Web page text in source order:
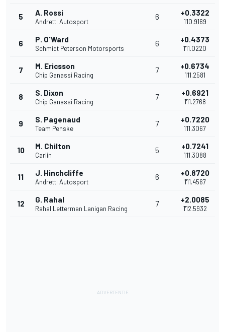
5 A. Rossi
Andretti Autosport
6 +0.3322
1'10.9169
6 P. O'Ward
Schmidt Peterson Motorsports
6 +0.4373
1'11.0220
7 M. Ericsson
Chip Ganassi Racing
7 +0.6734
1'11.2581
8 S. Dixon
Chip Ganassi Racing
7 +0.6921
1'11.2768
9 S. Pagenaud
Team Penske
7 +0.7220
1'11.3067
10 M. Chilton
Carlin
5 +0.7241
1'11.3088
11 J. Hinchcliffe
Andretti Autosport
6 +0.8720
1'11.4567
12 G. Rahal
Rahal Letterman Lanigan Racing
7 +2.0085
1'12.5932